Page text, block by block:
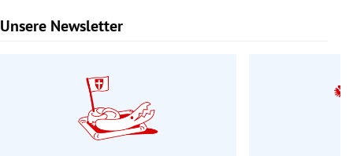
Unsere Newsletter
Slide 1 von 9